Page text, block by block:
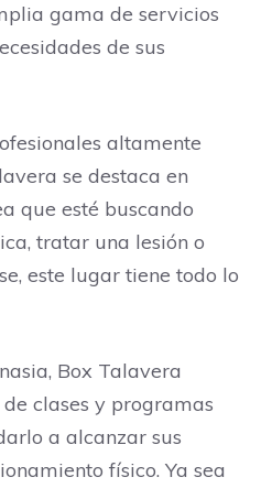
gama de servicios
de sus
altamente
se destaca en
que esté buscando
tratar una lesión o
este lugar tiene todo lo
Box Talavera
clases y programas
a alcanzar sus
físico. Ya sea